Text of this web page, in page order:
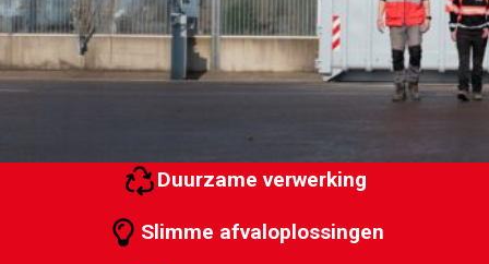
Duurzame verwerking
Slimme afvaloplossingen